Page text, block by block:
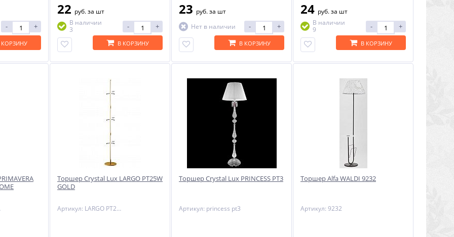
- +
КОРЗИНУ
22 руб.за шт
В наличии
3
- +
В КОРЗИНУ
23 руб.за шт
Нет в наличии
- +
В КОРЗИНУ
24 руб.за шт
В наличии
9
- +
В КОРЗИНУ
Торшер Crystal Lux LARGO PT25W
GOLD
Артикул: LARGO PT25W GOLD
Торшер Crystal Lux PRINCESS PT3
Артикул: princess pt3
Торшер Alfa WALDI 9232
Артикул: 9232